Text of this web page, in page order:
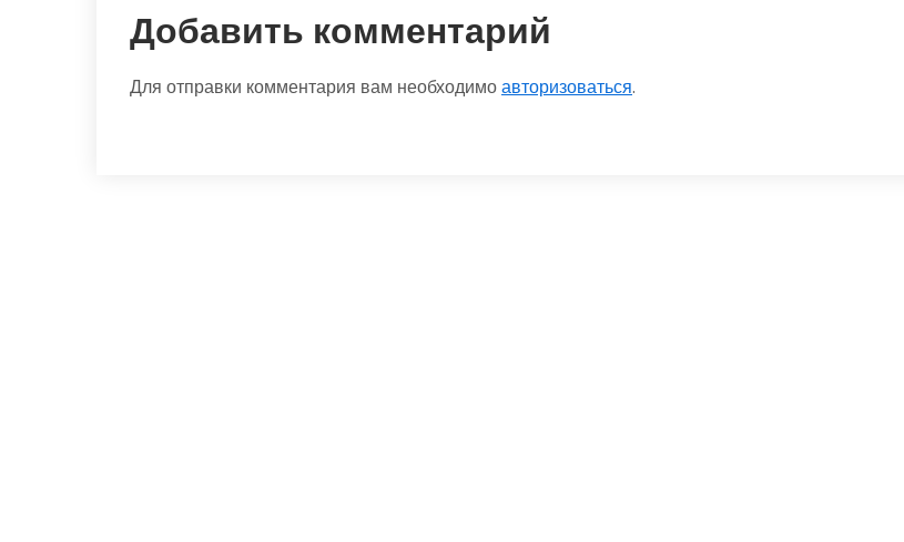
Добавить комментарий
Для отправки комментария вам необходимоавторизоваться.